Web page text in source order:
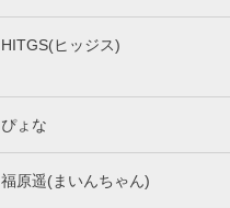
HITGS(ヒッジス)
ぴょな
福原遥(まいんちゃん)